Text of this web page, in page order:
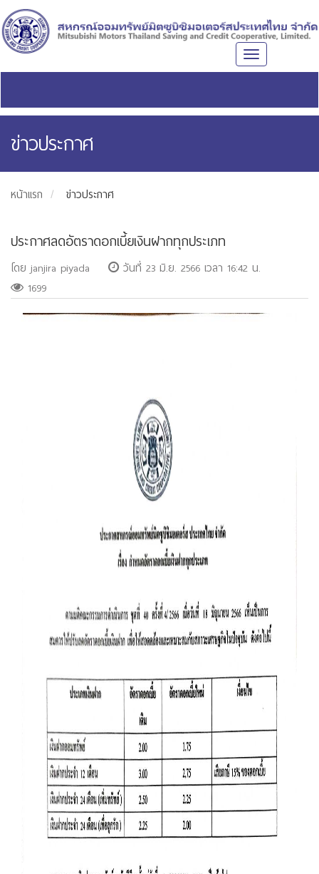
Toggle
ข่าวประกาศ
หน้าแรก ข่าวประกาศ
ประกาศลดอัตราดอกเบี้ยเงินฝากทุกประเภท
โดย janjira piyada
วันที่ 23 มิ.ย. 2566 เวลา 16:42 น.
1699